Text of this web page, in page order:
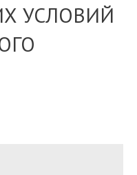
УСЛОВИЙ